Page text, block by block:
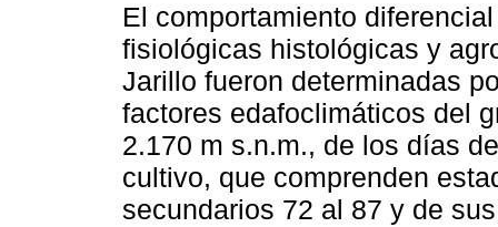
El comportamiento
fisiológicas histológicas y
Jarillo fueron determinadas
factores edafoclimáticos del
2.170 m s.n.m., de los días
cultivo, que comprenden
secundarios 72 al 87 y de